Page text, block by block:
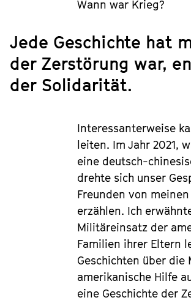
Wann war Krieg?
Jede Geschichte hat
der Zerstörung war,
der Solidarität.
Interessanterweise
leiten. Im Jahr 2021,
eine deutsch-
drehte sich unser
Freunden von
erzählen. Ich
Militäreinsatz der
Familien ihrer Eltern
Geschichten über
amerikanische Hilfe
eine Geschichte der